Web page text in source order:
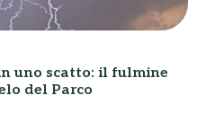
uno scatto: il fulmine
del Parco